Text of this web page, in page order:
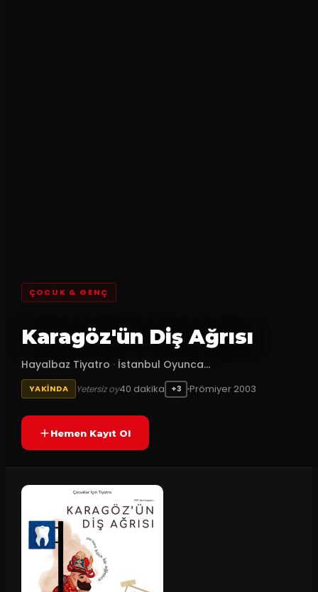
ÇOCUK & GENÇ
Karagöz'ün Diş Ağrısı
Hayalbaz Tiyatro · İstanbul Oyunca...
YAKINDA Yetersiz oy40 dakika +3 Prömiyer 2003
Hemen Kayıt Ol